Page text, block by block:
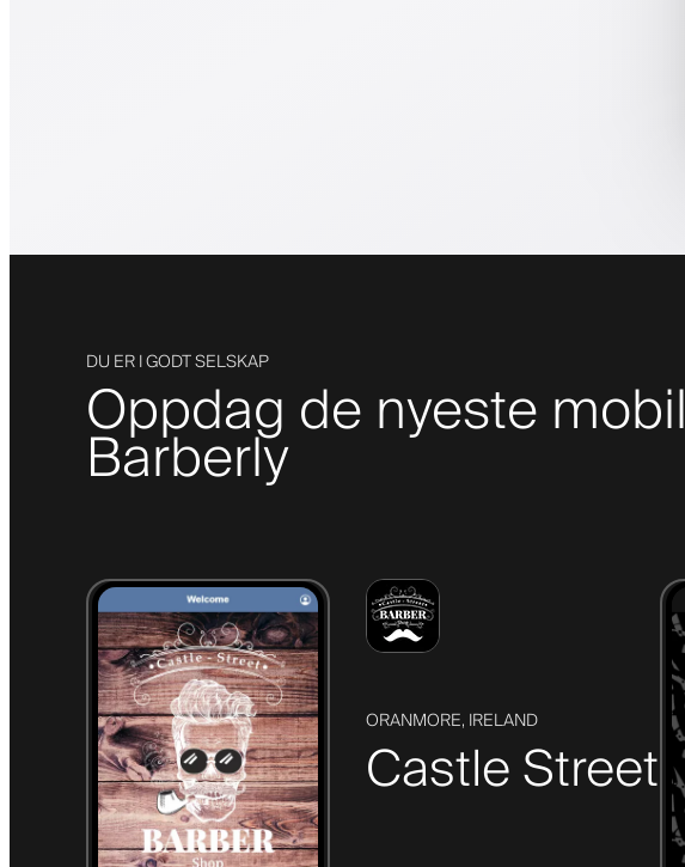
DU ER I GODT SELSKAP
Oppdag de nyeste
Barberly
ORANMORE, IRELAND
Castle Street